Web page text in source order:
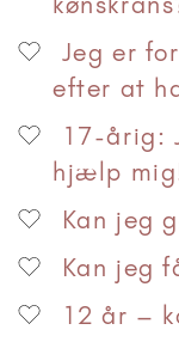
Jeg er
efter at
17-årig:
hjælp
Kan jeg
Kan jeg
12 år –